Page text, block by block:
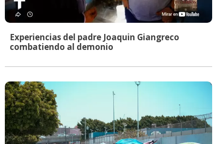
Experiencias del padre Joaquin Giangreco
combatiendo al demonio